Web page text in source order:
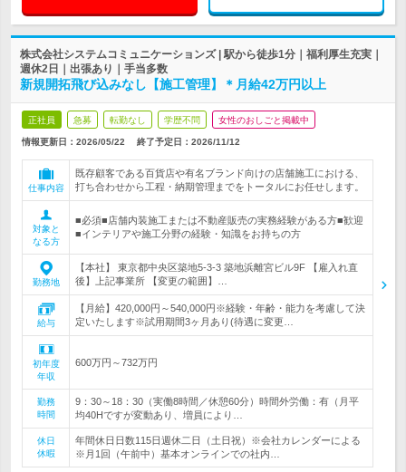
株式会社システムコミュニケーションズ | 駅から徒歩1分｜福利厚生充実｜
週休2日｜出張あり｜手当多数
新規開拓飛び込みなし【施工管理】＊月給42万円以上
正社員 急募 転勤なし 学歴不問 女性のおしごと掲載中
情報更新日：2026/05/22 終了予定日： 2026/11/12
仕事内容
既存顧客である百貨店や有名ブランド向けの店舗施工における、
打ち合わせから工程・納期管理までをトータルにお任せします。
対象と
なる方
■必須■店舗内装施工または不動産販売の実務経験がある方■歓迎
■インテリアや施工分野の経験・知識をお持ちの方
勤務地
【本社】 東京都中央区築地5-3-3 築地浜離宮ビル9F 【雇入れ直
後】上記事業所 【変更の範囲】…
給与
【月給】420,000円～540,000円※経験・年齢・能力を考慮して決
定いたします※試用期間3ヶ月あり(待遇に変更…
初年度
年収
600万円～732万円
勤務
時間
9：30～18：30（実働8時間／休憩60分）時間外労働：有（月平
均40Hですが変動あり、増員により…
休日
休暇
年間休日日数115日週休二日（土日祝）※会社カレンダーによる
※月1回（午前中）基本オンラインでの社内…